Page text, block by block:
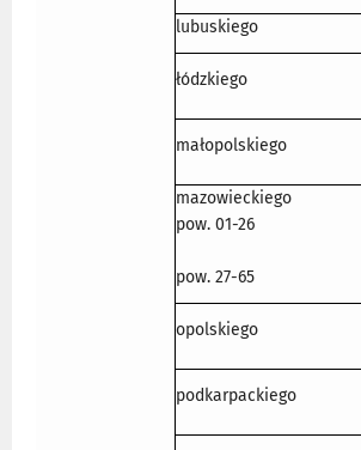
lubuskiego
łódzkiego
małopolskiego
mazowieckiego
pow. 01-26
pow. 27-65
opolskiego
podkarpackiego